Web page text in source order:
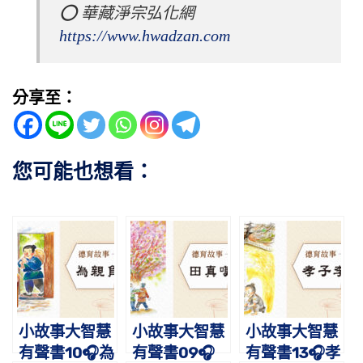
⭕️ 華藏淨宗弘化網
https://www.hwadzan.com
分享至：
您可能也想看：
小故事大智慧
有聲書10🎧為
小故事大智慧
有聲書09🎧
小故事大智慧
有聲書13🎧孝